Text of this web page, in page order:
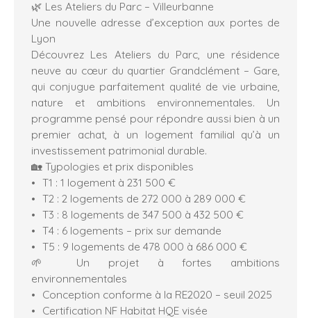
🌿 Les Ateliers du Parc – Villeurbanne
Une nouvelle adresse d’exception aux portes de
Lyon
Découvrez Les Ateliers du Parc, une résidence
neuve au cœur du quartier Grandclément – Gare,
qui conjugue parfaitement qualité de vie urbaine,
nature et ambitions environnementales. Un
programme pensé pour répondre aussi bien à un
premier achat, à un logement familial qu’à un
investissement patrimonial durable.
🏡 Typologies et prix disponibles
T1 : 1 logement à 231 500 €
T2 : 2 logements de 272 000 à 289 000 €
T3 : 8 logements de 347 500 à 432 500 €
T4 : 6 logements – prix sur demande
T5 : 9 logements de 478 000 à 686 000 €
🌱 Un projet à fortes ambitions
environnementales
Conception conforme à la RE2020 – seuil 2025
Certification NF Habitat HQE visée